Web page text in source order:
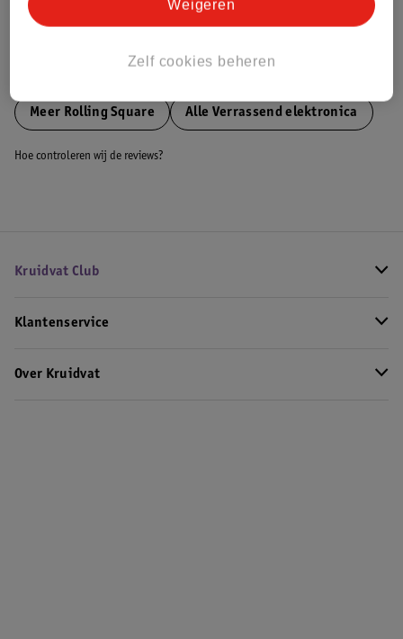
Bestel & Bezorginformatie
Meer Rolling Square Alle Verrassend elektronica
Hoe controleren wij de reviews?
Kruidvat Club
Klantenservice
Over Kruidvat
Zelf cookies beheren
Weigeren